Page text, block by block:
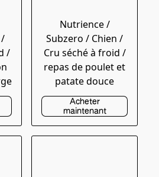
/
Nutrience /
Subzero / Chien /
Cru séché à froid /
repas de poulet et
patate douce
Acheter
maintenant